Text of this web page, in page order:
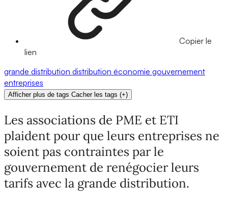
Copier le
lien
grande distribution distribution économie gouvernement
entreprises
Afficher plus de tags Cacher les tags (+)
Les associations de PME et ETI
plaident pour que leurs entreprises ne
soient pas contraintes par le
gouvernement de renégocier leurs
tarifs avec la grande distribution.